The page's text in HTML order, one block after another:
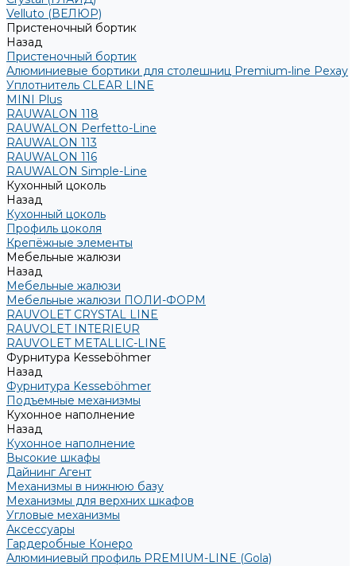
Velluto (ВЕЛЮР)
Пристеночный бортик
Назад
Пристеночный бортик
Алюминиевые бортики для столешниц Premium‑line Рехау
Уплотнитель CLEAR LINE
MINI Plus
RAUWALON 118
RAUWALON Perfetto-Line
RAUWALON 113
RAUWALON 116
RAUWALON Simple-Line
Кухонный цоколь
Назад
Кухонный цоколь
Профиль цоколя
Крепёжные элементы
Мебельные жалюзи
Назад
Мебельные жалюзи
Мебельные жалюзи ПОЛИ-ФОРМ
RAUVOLET CRYSTAL LINE
RAUVOLET INTERIEUR
RAUVOLET METALLIC-LINE
Фурнитура Kesseböhmer
Назад
Фурнитура Kesseböhmer
Подъемные механизмы
Кухонное наполнение
Назад
Кухонное наполнение
Высокие шкафы
Дайнинг Агент
Механизмы в нижнюю базу
Механизмы для верхних шкафов
Угловые механизмы
Аксессуары
Гардеробные Конеро
Алюминиевый профиль PREMIUM-LINE (Gola)